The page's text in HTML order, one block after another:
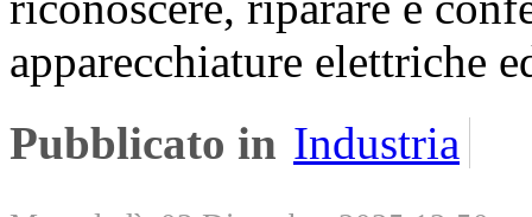
apparecchiature elettriche
Pubblicato in Industria